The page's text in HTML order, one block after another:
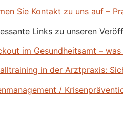
Sie Kontakt zu uns auf –
Links zu unseren
im Gesundheitsamt –
in der Arztpraxis:
/